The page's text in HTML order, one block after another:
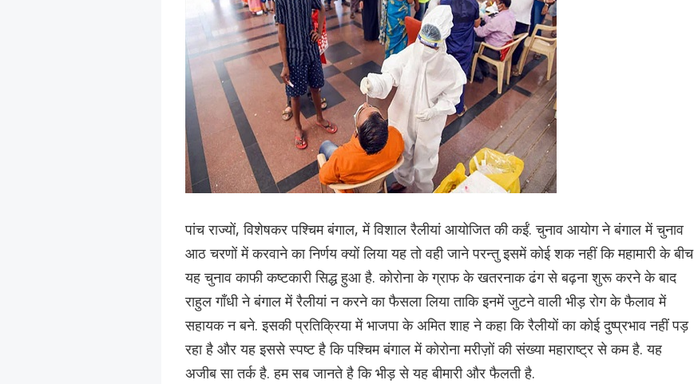
पांच राज्यों, विशेषकर पश्चिम बंगाल, में विशाल रैलीयां आयोजित की कईं. चुनाव आयोग ने बंगाल में चुनाव
आठ चरणों में करवाने का निर्णय क्यों लिया यह तो वही जाने परन्तु इसमें कोई शक नहीं कि महामारी के बीच
यह चुनाव काफी कष्टकारी सिद्ध हुआ है. कोरोना के ग्राफ के खतरनाक ढंग से बढ़ना शुरू करने के बाद
राहुल गाँधी ने बंगाल में रैलीयां न करने का फैसला लिया ताकि इनमें जुटने वाली भीड़ रोग के फैलाव में
सहायक न बने. इसकी प्रतिक्रिया में भाजपा के अमित शाह ने कहा कि रैलीयों का कोई दुष्प्रभाव नहीं पड़
रहा है और यह इससे स्पष्ट है कि पश्चिम बंगाल में कोरोना मरीज़ों की संख्या महाराष्ट्र से कम है. यह
अजीब सा तर्क है. हम सब जानते है कि भीड़ से यह बीमारी और फैलती है.